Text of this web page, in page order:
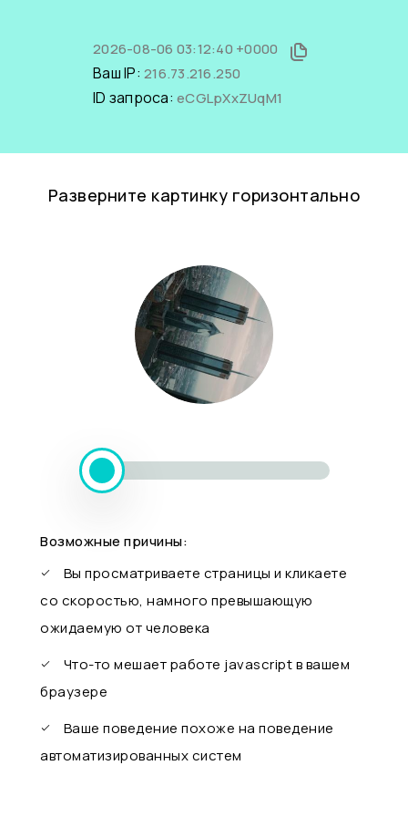
2026-08-06 03:12:40 +0000
Ваш IP: 216.73.216.250
ID запроса: eCGLpXxZUqM1
Разверните картинку горизонтально
Возможные причины:
Вы просматриваете страницы и кликаете
со скоростью, намного превышающую
ожидаемую от человека
Что-то мешает работе javascript в вашем
браузере
Ваше поведение похоже на поведение
автоматизированных систем